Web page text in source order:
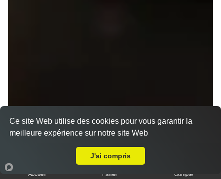
Menu V1 - Gyoza
Accueil Panier Compte
Ce site Web utilise des cookies pour vous garantir la
meilleure expérience sur notre site Web
J'ai compris